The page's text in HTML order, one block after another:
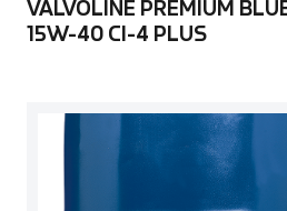
VALVOLINE PREMIUM
15W-40 CI-4 PLUS